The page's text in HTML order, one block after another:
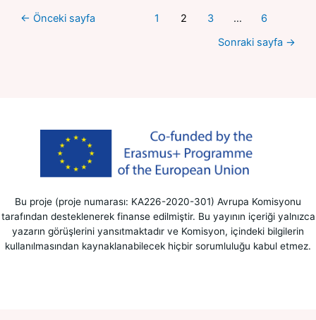
← Önceki sayfa 1 2 3 …
6
Sonraki sayfa →
Bu proje (proje numarası: KA226-2020-301) Avrupa Komisyonu
tarafından desteklenerek finanse edilmiştir. Bu yayının içeriği yalnızca
yazarın görüşlerini yansıtmaktadır ve Komisyon, içindeki bilgilerin
kullanılmasından kaynaklanabilecek hiçbir sorumluluğu kabul etmez.